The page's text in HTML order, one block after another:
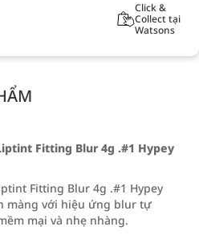
Click &
Collect tại
Watsons
Fitting Blur 4g .#1 Hypey
Fitting Blur 4g .#1 Hypey
màng với hiệu ứng blur tự
mại và nhẹ nhàng.